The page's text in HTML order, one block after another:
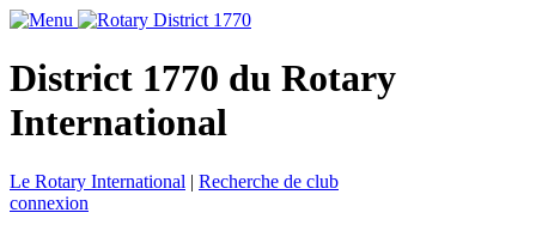
District 1770 du Rotary
International
Le Rotary International | Recherche de club
connexion